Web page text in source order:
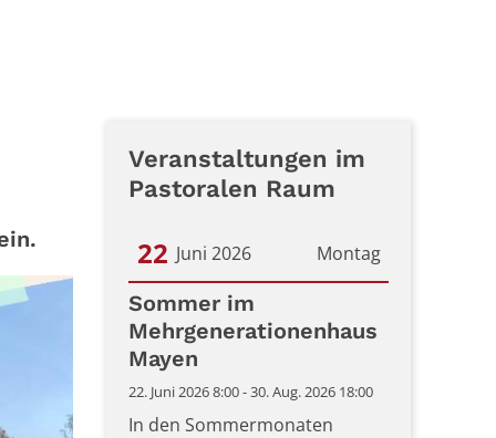
Veranstaltungen im
Pastoralen Raum
Montag
22 Juni 2026
Datum: 22. Juni 2026
Sommer im
Mehrgenerationenhaus
Mayen
22. Juni 2026 8:00 - 30. Aug. 2026 18:00
In den Sommermonaten